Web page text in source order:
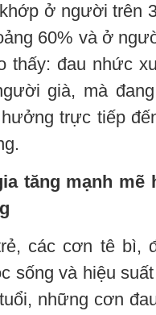
ở người trên
60% và ở
thấy: đau nhức
già, mà
trực tiếp
tăng mạnh
các cơn tê bì,
sống và hiệu
những cơn